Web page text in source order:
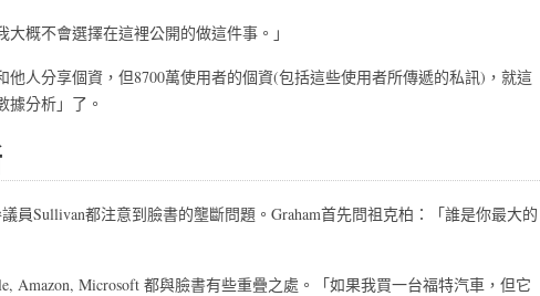
概不會選擇在這裡公開的做這件事。」
他人分享個資，但8700萬使用者的個資(包括這些使用者所傳遞的私訊)，就這
據分析」了。
員Sullivan都注意到臉書的壟斷問題。Graham首先問祖克柏：「誰是你最大的
Amazon, Microsoft 都與臉書有些重疊之處。「如果我買一台福特汽車，但它